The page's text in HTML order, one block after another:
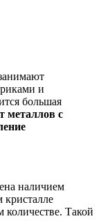
и
большая
металлов с
наличием
кристалле
Такой